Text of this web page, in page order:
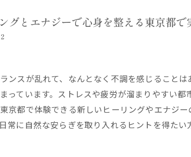
グとエナジーで心身を整える東京都
ンスが乱れて、なんとなく不調を感じること
っています。ストレスや疲労が溜まりやすい
京都で体験できる新しいヒーリングやエナジ
常に自然な安らぎを取り入れるヒントを得たい